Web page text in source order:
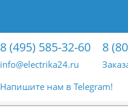
8 (495) 585-32-60
info@electrika24.ru
8
Напишите нам в Telegram!